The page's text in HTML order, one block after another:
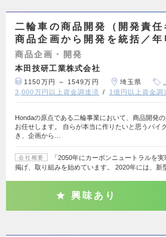
二輪車の商品開発（開発責
商品企画から開発を統括／
商品企画・開発
本田技研工業株式会社
1150万円 ～ 1549万円 埼玉県
3,000万円以上資金調達済
1億円以上資金調
Hondaの原点である二輪事業において、商品開発
お任せします。 自らが本当に作りたいと思うバイ
き、企画から…
会社概要
「2050年にカーボンニュートラルを
掲げ、取り組みを始めています。 2020年には、新
興味あり